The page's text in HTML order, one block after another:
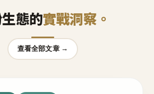
態的實戰洞察。
查看全部文章 →